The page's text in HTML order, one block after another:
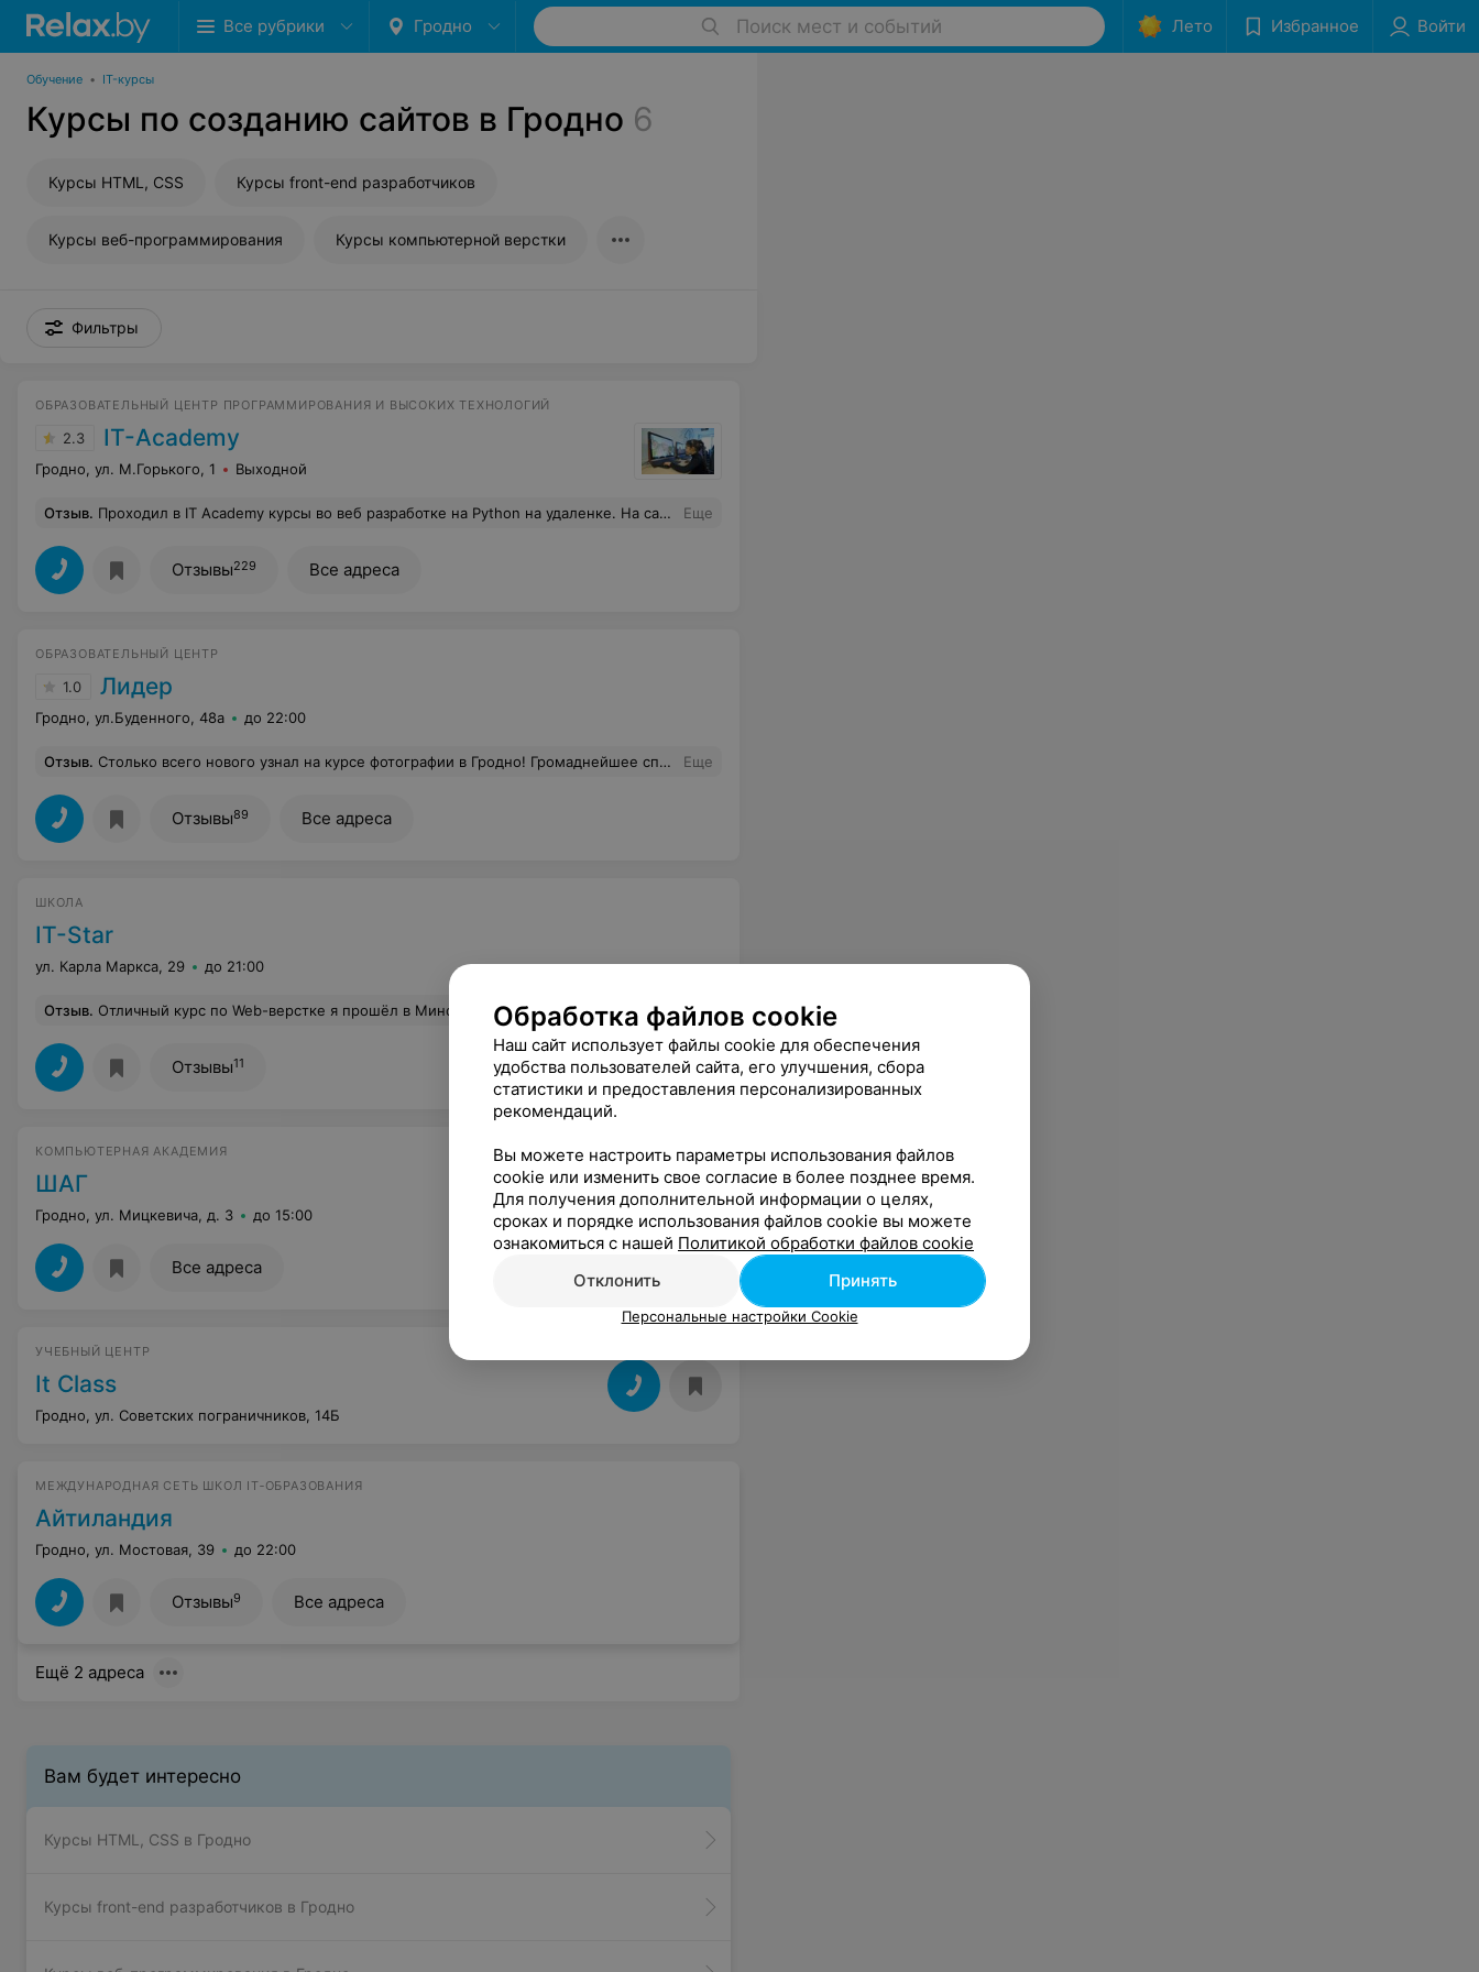
Все рубрики Гродно Поиск мест и событий Лето Избранное Войти
Обучение • IT-курсы
Курсы по созданию сайтов в Гродно 6
Курсы HTML, CSS Курсы front-end разработчиков
Курсы веб-программирования Курсы компьютерной верстки
Фильтры
ОБРАЗОВАТЕЛЬНЫЙ ЦЕНТР ПРОГРАММИРОВАНИЯ И ВЫСОКИХ ТЕХНОЛОГИЙ
2.3 IT-Academy
Гродно, ул. М.Горького, 1 Выходной
Отзыв. Проходил в IT Academy курсы во веб разработке на Python на удаленке. На сайте множество предложений на любой вкус и цвет, от курса до удаленки или очного обучения. Организация процесса на высоком уровне, все чётко, лаконично и доступно. Отличный материал, который дает мощную базу и подстегивает для дальнейшего самостоятельного обучения. Ну и отдельное спасибо моему преподавателю Артуру, за его вовлеченность в процесс обучения студентов, отзывчивость и готовность решить любые возникшие вопросы. В общем если выбирать где проходить курсы, то это там. Еще
Отзывы229 Все адреса
ОБРАЗОВАТЕЛЬНЫЙ ЦЕНТР
1.0 Лидер
Гродно, ул.Буденного, 48а до 22:00
Отзыв. Столько всего нового узнал на курсе фотографии в Гродно! Громаднейшее спасибо Олегу за вложенные в наши пустые головы знания! Это так приятно, когда преподаватель в тебя вкладывает частичку себя! Это чувствуется, и ходить на занятия было одно удовольствие! Работать теперь могу с практически любым оборудованием! Я очень полюбил студийный свет! Да можно до бесконечности писать. Все было по высшему разряду. Единственный минус курса это то, что он так быстро закончился, хочется ещё и ещё, больше часов! Пять недель пролетело незаметно. Еще
Отзывы89 Все адреса
ШКОЛА
IT-Star
ул. Карла Маркса, 29 до 21:00
Отзыв. Отличный курс по Web-верстке я прошёл в Минске. Программа курса хорошо подходит для новичков, решивших попробовать себя в сфере IT. Цена соответствует качеству. Грамотный преподаватель - Морозов Алексей Владимирович, знающий свое дело! Обратившись в этот центр я однозначно понял, что не пожалел о своём выборе. Здесь я выбрал наиболее для меня удобный график обучения. Конечно же, в дальнейшем я буду совершенствоваться. Могу гордо сказать, что я окончил курсы в Лидере и этому рад! Еще
Отзывы11
КОМПЬЮТЕРНАЯ АКАДЕМИЯ
ШАГ
Гродно, ул. Мицкевича, д. 3 до 15:00
Все адреса
УЧЕБНЫЙ ЦЕНТР
It Class
Гродно, ул. Советских пограничников, 14Б
МЕЖДУНАРОДНАЯ СЕТЬ ШКОЛ IT‑ОБРАЗОВАНИЯ
Айтиландия
Гродно, ул. Мостовая, 39 до 22:00
Отзывы9 Все адреса
Ещё 2 адреса
Вам будет интересно
Курсы HTML, CSS в Гродно
Курсы front-end разработчиков в Гродно
Обработка файлов cookie
Наш сайт использует файлы cookie для обеспечения
удобства пользователей сайта, его улучшения, сбора
статистики и предоставления персонализированных
рекомендаций.
Вы можете настроить параметры использования файлов
cookie или изменить свое согласие в более позднее время.
Для получения дополнительной информации о целях,
сроках и порядке использования файлов cookie вы можете
ознакомиться с нашей Политикой обработки файлов cookie
Отклонить
Принять
Персональные настройки Cookie